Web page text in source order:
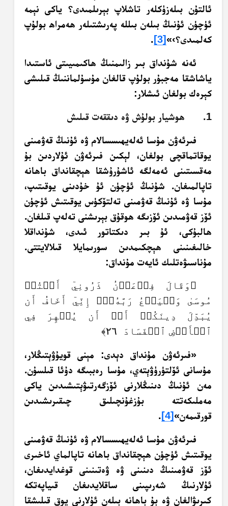
ئالتۇن بىلەزۈكلەر تاشلاپ بېرىلمىدى؟ ياكى نېمە
ئۈچۈن ئۇنىڭ بىلەن بىللە پەرىشتىلەر ھەمراھ بولۇپ
كەلمىدى؟›» [3]
.
ئەنە شۇنداق بىر زالىمنىڭ ھاكىمىيىتى ئاستىدا
ياشاشقا مەجبۇر بولۇپ قالغان مۇسۇلماننىڭ قىلىشى
كېرەك بولغان ئىشلار:
1. ھوشيار بولۇش ۋە دىققەت قىلىش
فىرئەۋن مۇسا ئەلەيھىسسالام ۋە ئۇنىڭ قەۋمىنى
يوقاتماقچى بولغان، لېكىن فىرئەۋن ئۇلاردىن بۇ
مەقسىتىنى ئەمەلگە ئاشۇرۇشقا ھېچقانداق باھانە
تاپالمىغان. شۇنىڭ ئۈچۈن ئۇ خۇدىنى يوقىتىپ،
مۇسا ۋە ئۇنىڭ قەۋمىنى تەلتۆكۈس يوقىتىش ئۈچۈن
ئۆز قەۋمىدىن ئۆزىگە ھوقۇق بېرىشنى تەلەپ قىلغان.
ھالبۇكى، ئۇ بىر دىكتاتور ئىدى، شۇنداقلا
خالىغىنىنى ھېچكىمدىن سورىمايلا قىلالايتتى.
مۇناسىۋەتلىك ئايەت مۇنداق:
﴿وَقَالَ فِرۡعَوۡنُ ذَرُونِيٓ أَقۡتُلۡ
مُوسَىٰ وَلۡيَدۡعُ رَبَّهُۥٓۖ إِنِّيٓ أَخَافُ أَن
يُبَدِّلَ دِينَكُمۡ أَوۡ أَن يُظۡهِرَ فِي
ٱلۡأَرۡضِ ٱلۡفَسَادَ ٢٦﴾
«فىرئەۋن مۇنداق دېدى: مېنى قويۇۋېتىڭلار،
مۇسانى ئۆلتۈرۈۋېتەي، مۇسا رەببىگە دۇئا قىلسۇن.
مەن ئۇنىڭ دىنىڭلارنى ئۆزگەرتىۋېتىشىدىن ياكى
مەملىكەتتە بۇزغۇنچىلىق چىقىرىشىدىن
قورقىمەن» [4]
.
فىرئەۋن مۇسا ئەلەيھىسسالام ۋە ئۇنىڭ قەۋمىنى
يوقىتىش ئۈچۈن ھېچقانداق باھانە تاپالماي ئاخىرى
ئۆز قەۋمىنىڭ دىنىنى ۋە ۋەتىنىنى قوغدايدىغان،
ئۇلارنىڭ شەرىپىنى ساقلايدىغان قىياپەتكە
كىرىۋالغان ۋە بۇ باھانە بىلەن ئۇلارنى يوق قىلىشقا